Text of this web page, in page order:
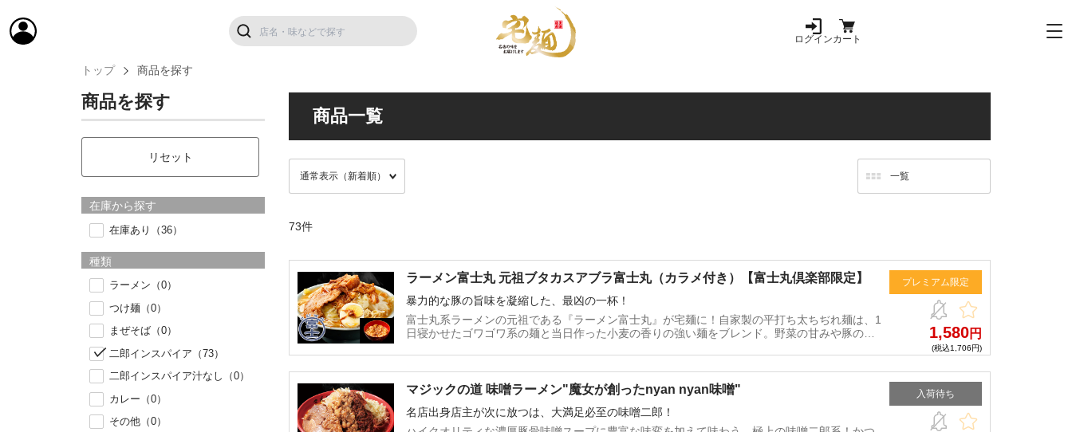
ログインカート
トップ 商品を探す
商品を探す
リセット
在庫から探す
在庫あり（36）
種類
ラーメン（0）
つけ麺（0）
まぜそば（0）
二郎インスパイア（73）
二郎インスパイア汁なし（0）
カレー（0）
その他（0）
商品一覧
73件
プレミアム限定
ラーメン富士丸 元祖ブタカスアブラ富士丸（カラメ付き）【富士丸倶楽部限定】
暴力的な豚の旨味を凝縮した、最凶の一杯！
富士丸系ラーメンの元祖である『ラーメン富士丸』が宅麺に！自家製の平打ち太ちぢれ麺は、1
日寝かせたゴワゴワ系の麺と当日作った小麦の香りの強い麺をブレンド。野菜の甘みや豚の旨
1,580円
(税込1,706円)
入荷待ち
マジックの道 味噌ラーメン"魔女が創ったnyan nyan味噌"
名店出身店主が次に放つは、大満足必至の味噌二郎！